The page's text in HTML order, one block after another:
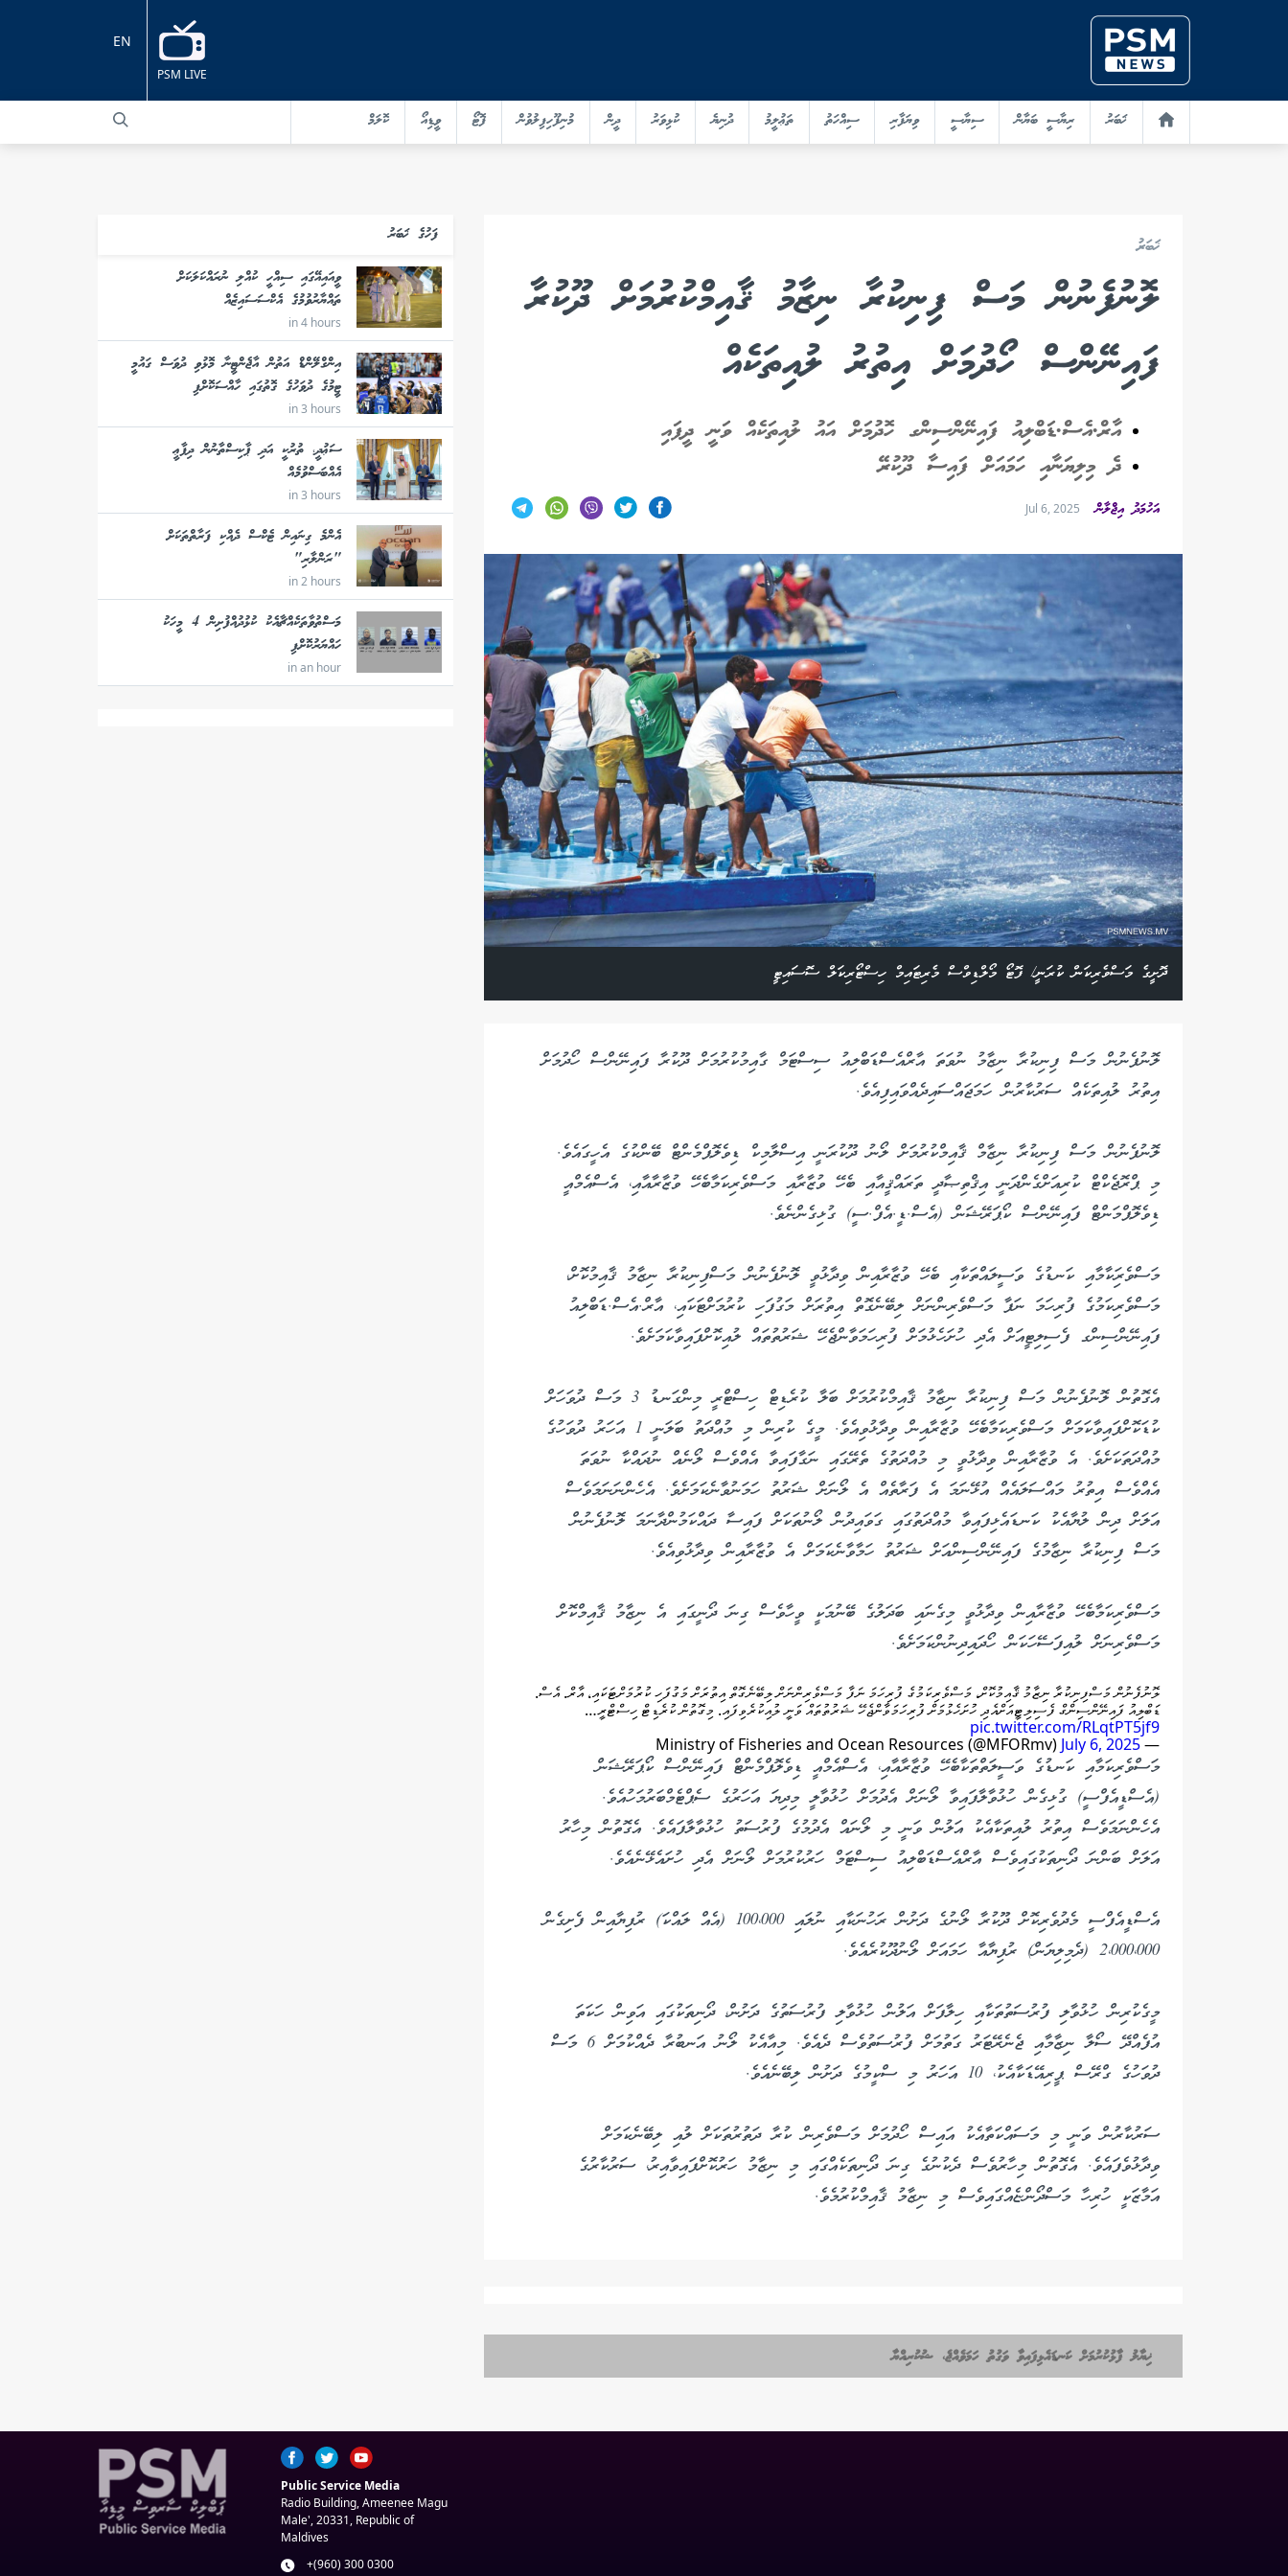
PSM LIVE
EN
ޚަބަރު ރިޔާސީ ބަޔާން ސިޔާސީ ވިޔަފާރި ސިއްހަތު ތަޢުލީމު ދުނިޔެ ކުޅިވަރު ދީން މުނިފޫހިފިލުވުން ފޮޓޯ ވީޑިއޯ ކޮލަމް
ޚަބަރު
ލޮނުފެނުން މަސް ފިނިކުރާ ނިޒާމު ޤާއިމްކުރުމަށް ދޫކުރާ
ފައިނޭންސް ހޯދުމަށް އިތުރު ލުއިތަކެއް
އާރް.އެސް.ޑަބްލިއު ފައިނޭންސިންގ ހޮދުމަށް އައު ލުއިތަކެއް ވަނީ ދީފައި
ދެ މިލިޔަނާއި ހަމައަށް ފައިސާ ދޫކުރޭ
އަހުމަދު އިޖްލާން Jul 6, 2025
ދޮށީގެ މަސްވެރިކަން ކުރަނީ/ ފޮޓޯ މޯލްޑިވްސް މެރިޓައިމް ހިސްޓޯރިކަލް ސޮސައިޓީ
ލޮނުފެނުން މަސް ފިނިކުރާ ނިޒާމު ނުވަތަ އާރްއެސްޑަބްލިއު ސިސްޓަމް ގާއިމުކުރުމަށް ދޫކުރާ ފައިނޭންސް ހޯދުމަށް
އިތުރު ލުއިތަކެއް ސަރުކާރުން ހަމަޖައްސައިދެއްވައިފިއެވެ.
ލޮނުފެނުން މަސް ފިނިކުރާ ނިޒާމް ޤާއިމްކުރުމަށް ލޯނު ދޫކުރަނީ އިސްލާމިކް ޑިވެލޮޕްމެންޓް ބޭންކުގެ އެހީގައެވެ.
މި ޕްރޮޖެކްޓް ކުރިއަށްގެންދަނީ އިޤްތިޞާދީ ތަރައްޤީއާއި ބެހޭ ވުޒާރާއި މަސްވެރިކަމާބެހޭ ވުޒާރާއާއި، އެސްއެމްއީ
ޑިވެލޮޕްމަންޓް ފައިނޭންސް ކޯޕަރޭޝަން (އެސް.ޑީ.އެފް.ސީ) ގުޅިގެންނެވެ.
މަސްވެރިަކާމާއި ކަނޑުގެ ވަސީލައްތަކާއި ބެހޭ ވުޒާރާއިން ވިދާޅުވީ ލޮނުފެނުން މަސްފިނިކުރާ ނިޒާމު ޤާއިމުކޮށް،
މަސްވެރިކަމުގެ ފުރިހަމަ ނަފާ މަސްވެރިންނަށް ލިބޭނެގޮތް އިތުރަށް މަގުފަހި ކުރުމަށްޓަކައި، އާރް.އެސް.ޑަބްލިއު
ފައިނޭންސިންގ ފެސިލިޓީއަށް އެދި ހުށަހެޅުމަށް ފުރިހަމަވާންޖެހޭ ޝަރުތުތައް ލުއިކޮށްފައިވާކަމަށެވެ.
އެގޮތުން ލޮނުފެނުން މަސް ފިނިކުރާ ނިޒާމު ޤާއިމްކުރުމަށް ބަލާ ކުރެޑިޓް ހިސްޓްރީ މިންގަނޑު 3 މަސް ދުވަހަށް
ކުޑަކޮށްފައިވާކަމަށް މަސްވެރިކަމާބެހޭ ވުޒާރާއިން ވިދާޅުވިއެވެ. މީގެ ކުރިން މި މުއްދަތު ބަލަނީ 1 އަހަރު ދުވަހުގެ
މުއްދަތަކަށެވެ. އެ ވުޒާރާއިން ވިދާޅުވީ މި މުއްދަތުގެ ތެރޭގައި ނަގާފައިވާ އެއްވެސް ލޯނެއް ނުދައްކާ ނުވަތަ
އެއްވެސް އިތުރު މައްސަލައެއް އުޅޭނަމަ އެ ފަރާތެއް އެ ލޯނަށް ޝަރުތު ހަމަނުވާނެކަމަށެވެ. އެހެންނަނަމަވެސް
އަލަށް ދިން ލުޔާއެކު ކަނޑައެޅިފައިވާ މުއްދަތުގައި ގަވައިދުން ލޯނުތަކަށް ފައިސާ ދައްކަމުންދާނަމަ ލޮނުފެނުން
މަސް ފިނިކުރާ ނިޒާމުގެ ފައިނޭންސިންއަށް ޝަރުތު ހަމާވާނެކަމަށް އެ ވުޒާރާއިން ވިދާޅުވިއެވެ.
މަސްވެރިކަމާބެހޭ ވުޒާރާއިން ވިދާޅުވީ މިގެނައި ބަދަލުގެ ބޭނުމަކީ ވީހާވެސް ގިނަ ދޯނީގައި އެ ނިޒާމު ޤާއިމްކޮށް
މަސްވެރިނަށް ލުއިފަސޭހަކަން ހޯދައިދިނުންކަމަށެވެ.
ލޮނުފެނުން މަސްފިނިކުރާ ނިޒާމު ޤާއިމުކޮށް، މަސްވެރިކަމުގެ ފުރިހަމަ ނަފާ މަސްވެރިންނަށް ލިބޭނެގޮތް އިތުރަށް މަގުފަހި ކުރުމަށްޓަކައި، އާރް. އެސް.
ޑަބްލިއު ފައިނޭންސިންގް ފެސިލިޓީއަށްއެދި ހުށަހެޅުމަށް ފުރިހަމަވާންޖެހޭ ޝަރުތުތައް ވަނީ ލުއިކުރެވިފައި. މިގޮތުން ކުރެޑިޓް ހިސްޓްރީ…
pic.twitter.com/RLqtPT5jf9
— Ministry of Fisheries and Ocean Resources (@MFORmv)
July 6, 2025
މަސްވެރިކަމާއި ކަނޑުގެ ވަސީލަތްތަކާބެހޭ ވުޒާރާއާއި، އެސްއެމްއީ ޑިވެލޮޕްމެންޓް ފައިނޭންސް ކޯޕަރޭޝަން
(އެސްޑީއެފްސީ) ގުޅިގެން ހުޅުވާލާފައިވާ ލޯނަށް އެދުމަށް ހުޅުވާލީ މިދިޔަ އަހަރުގެ ސެޕްޓެމްބަރުމަހުއެވެ.
އެހެންނަމަވެސް އިތުރު ލުއިތަކާއެކު އަލުން ވަނީ މި ލޯނައް އެދުމުގެ ފުރުސަތު ހުޅުވާލާފައެވެ. އެގޮތުން މިހާރު
އަލަށް ބަންނަ ދޯނިތަކުގައިވެސް އާރްއެސްޑަބްލިއު ސިސްޓަމް ހަރުކުރުމަށް ލޯނަށް އެދި ހުށައެޅޭނެއެވެ.
އެސްޑީއެފްސީ މެދުވެރިކޮށް ދޫކުރާ ލޯނުގެ ދަށުން ރަހުނަކާއި ނުލައި 100،000 (އެއް ލައްކަ) ރުފިޔާއިން ފެށިގެން
2،000،000 (ދެމިލިޔަން) ރުފިޔާއާ ހަމައަށް ލޯނުދޫކުރެއެވެ.
މީގެކުރިން ހުޅުވާލި ފުރުސަތުތަކާއި ހިލާފަށް އަލުން ހުޅުވާލި ފުރުސަތުގެ ދަށުން، ދޯނިތަކުގައި އަވިން ހަކަތަ
އުފެއްދޭ ސޯލާ ނިޒާމާއި ޖެނެރޭޓަރު ގަތުމަށް ފުރުސަތުވެސް ދެއެވެ. މިއާއެކު ލޯނު އަނބުރާ ދެއްކުމަށް 6 މަސް
ދުވަހުގެ ގްރޭސް ޕީރިއޭޑަކާއެކު، 10 އަހަރު މި ސްކީމުގެ ދަށުން ލިބޭނެއެވެ.
ސަރުކާރުން ވަނީ މި މަސައްކަތާއެކު އައިސް ހޯދުމަށް މަސްވެރިން ކުރާ ދަތުރުތަކަށް ލުއި ލިބޭނެކަމަށް
ވިދާޅުވެފައެވެ. އެގޮތުން މިހާރުވެސް ދެކުނުގެ ގިނަ ދޯނިތަކެއްގައި މި ނިޒާމު ހަރުކޮށްފައިވާއިރު، ސަރުކާރުގެ
އަމާޒަކީ ހުރިހާ މަސްދޯންޏެއްގައިވެސް މި ނިޒާމު ޤާއިމްކުރުމެވެ.
ޚިޔާލު ފާޅުކުރުމަށް ކަނޑައެޅިފައިވާ ވަގުތު ހަމަވެއްޖެ، ޝުކުރިއްޔާ
ފަހުގެ ޚަބަރު
ވީއައިއޭގައި ސިއްހީ ކުއްލި ނުރައްކަލަކަށް
ތައްޔާރުވުމުގެ އެކްސަސައިޒެއް
in 4 hours
އިންގްލޭންޑް އަތުން އާޖެންޓީނާ މޮޅުވި ދުވަސް ގައުމީ
ޓީމުގެ ދުވަހުގެ ގޮތުގައި ހާއްސަކޮށްފި
in 3 hours
ސަޢުދީ، ތުރުކީ އަދި ޕާކިސްތާނުން ދިފާޢީ
އެއްބަސްވުމެއް
in 3 hours
އެންމެ ގިނައިން ޓެކްސް ދެއްކި ފަރާތްތަކަށް
"ރަންލާރި"
in 2 hours
މަސްތުވާތަކެއްޗާއެކު ކުޅުދުއްފުށިން 4 މީހަކު
ހައްޔަރުކޮށްފި
in an hour
Public Service Media
Radio Building, Ameenee Magu
Male', 20331, Republic of
Maldives
+(960) 300 0300